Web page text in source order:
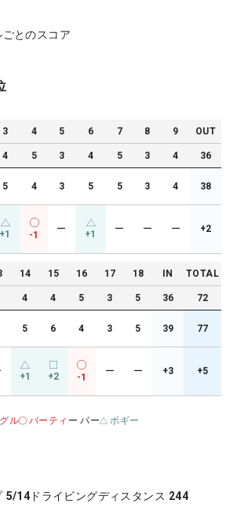
とのスコア
3 4 5 6 7 8 9 OUT
4 5 3 4 5 3 4 36
5 4 3 5 5 3 4 38
+1 -1
ー +1 ー ー ー +2
14 15 16 17 18 IN TOTAL
4 4 5 3 5 36 72
5 6 4 3 5 39 77
+1 +2 -1
ー ー +3 +5
ル バーティ ー パー ボギー
5/14 ドライビングディスタンス 244